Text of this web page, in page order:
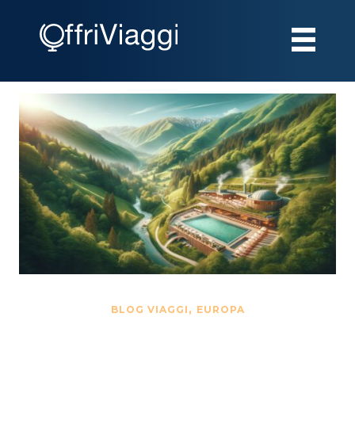
BLOG VIAGGI , EUROPA